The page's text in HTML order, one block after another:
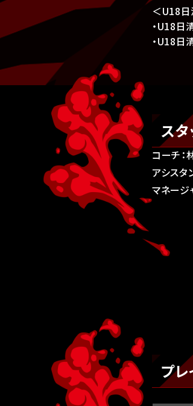
＜U18日
・U18日
・U18日
スタ
コーチ：
アシスタ
マネージ
プ